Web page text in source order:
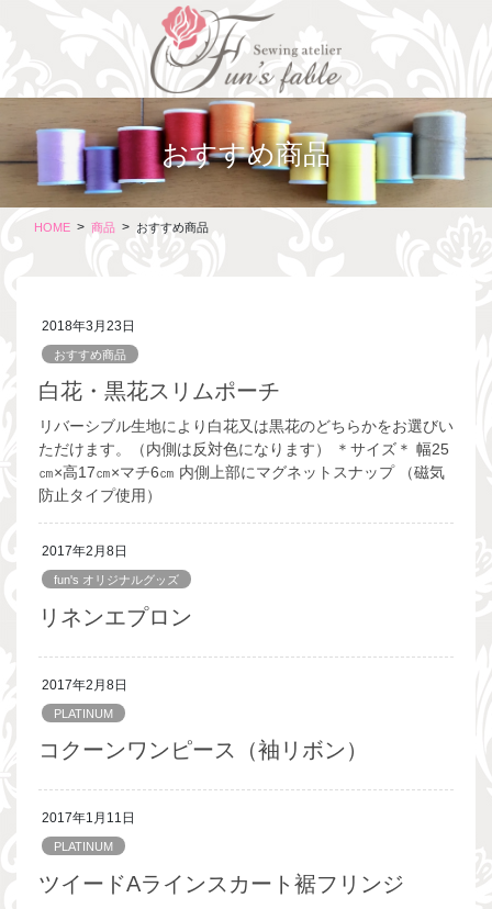
ツ
に
シ
ョ
おすすめ商品
HOME 商品 おすすめ商品
2018年3月23日
おすすめ商品
白花・黒花スリムポーチ
リバーシブル生地により白花又は黒花のどちらかをお選びい
ただけます。（内側は反対色になります） ＊サイズ＊ 幅25
㎝×高17㎝×マチ6㎝ 内側上部にマグネットスナップ （磁気
防止タイプ使用）
2017年2月8日
fun's オリジナルグッズ
リネンエプロン
2017年2月8日
PLATINUM
コクーンワンピース（袖リボン）
2017年1月11日
PLATINUM
ツイードAラインスカート裾フリンジ